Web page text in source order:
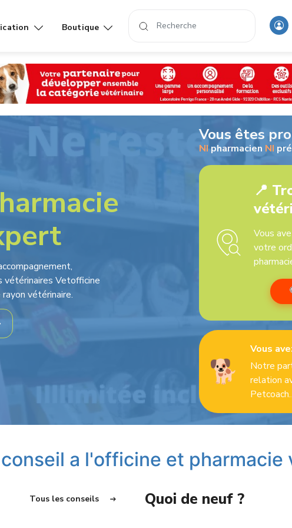
Boutique
Affiches
Livres
vétérinaires Vetofficine
vétérinaire.
Vous êtes
NIpharmacien NI
📍
Vous
votre
🐕
Vous
Notre
relation
a l'officine et pharmacie
Tous les conseils Quoi de neuf ?